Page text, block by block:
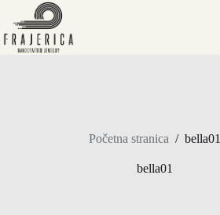
Preskoči
sadržaj
Početna stranica / bella01
bella01